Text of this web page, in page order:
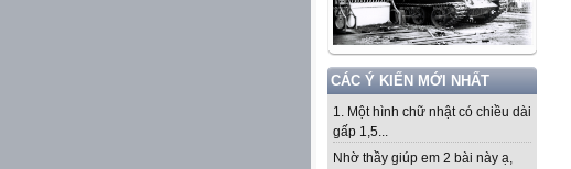
CÁC Ý KIẾN MỚI NHẤT
1. Một hình chữ nhật có chiều dài
gấp 1,5...
Nhờ thầy giúp em 2 bài này ạ,